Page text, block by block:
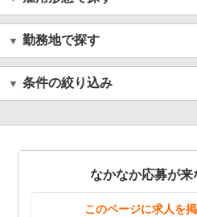
勤務地で探す
条件の絞り込み
なかなか応募が来
このページに求人を